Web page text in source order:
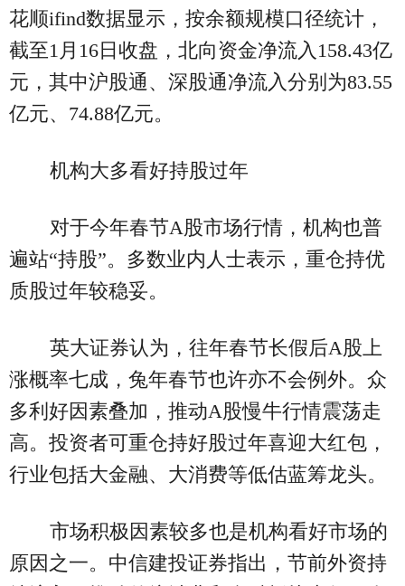
花顺ifind数据显示，按余额规模口径统计，
截至1月16日收盘，北向资金净流入158.43亿
元，其中沪股通、深股通净流入分别为83.55
亿元、74.88亿元。
机构大多看好持股过年
对于今年春节A股市场行情，机构也普
遍站“持股”。多数业内人士表示，重仓持优
质股过年较稳妥。
英大证券认为，往年春节长假后A股上
涨概率七成，兔年春节也许亦不会例外。众
多利好因素叠加，推动A股慢牛行情震荡走
高。投资者可重仓持好股过年喜迎大红包，
行业包括大金融、大消费等低估蓝筹龙头。
市场积极因素较多也是机构看好市场的
原因之一。中信建投证券指出，节前外资持